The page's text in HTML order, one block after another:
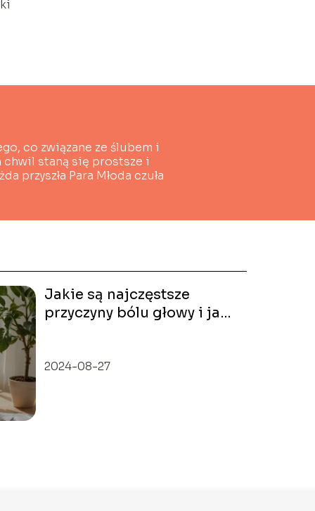
co związane ze ślubem i
chwil staną się prostsze i
przyszła Para Młoda czuła
Jakie są najczęstsze
przyczyny bólu głowy i jak
2024-08-27